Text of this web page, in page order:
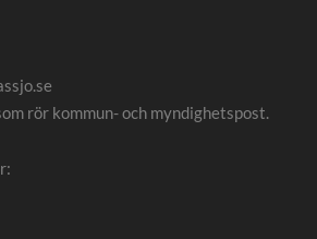
rör kommun- och myndighetspost.